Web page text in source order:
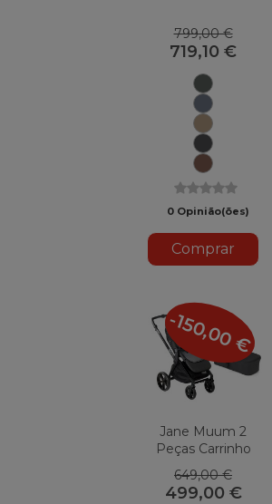
799,00 €
719,10 €
U78
Botânico
Selo
U79U85
Gergelim
Nuvem
U81U84
Argile
0 Opinião(ões)
Comprar
Jane Muum 2
Peças Carrinho
U81 Cloud
649,00 €
499,00 €
-150,00 €